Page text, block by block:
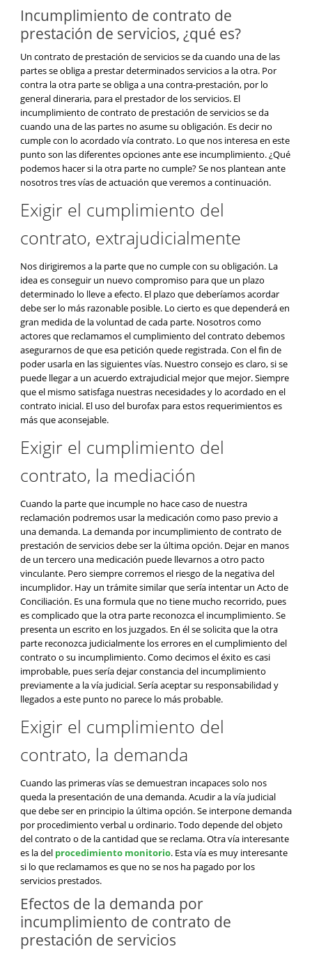
Incumplimiento de contrato de
prestación de servicios, ¿qué es?
Un contrato de prestación de servicios se da cuando una de las
partes se obliga a prestar determinados servicios a la otra. Por
contra la otra parte se obliga a una contra-prestación, por lo
general dineraria, para el prestador de los servicios. El
incumplimiento de contrato de prestación de servicios se da
cuando una de las partes no asume su obligación. Es decir no
cumple con lo acordado vía contrato. Lo que nos interesa en este
punto son las diferentes opciones ante ese incumplimiento. ¿Qué
podemos hacer si la otra parte no cumple? Se nos plantean ante
nosotros tres vías de actuación que veremos a continuación.
Exigir el cumplimiento del
contrato, extrajudicialmente
Nos dirigiremos a la parte que no cumple con su obligación. La
idea es conseguir un nuevo compromiso para que un plazo
determinado lo lleve a efecto. El plazo que deberíamos acordar
debe ser lo más razonable posible. Lo cierto es que dependerá en
gran medida de la voluntad de cada parte. Nosotros como
actores que reclamamos el cumplimiento del contrato debemos
asegurarnos de que esa petición quede registrada. Con el fin de
poder usarla en las siguientes vías. Nuestro consejo es claro, si se
puede llegar a un acuerdo extrajudicial mejor que mejor. Siempre
que el mismo satisfaga nuestras necesidades y lo acordado en el
contrato inicial. El uso del burofax para estos requerimientos es
más que aconsejable.
Exigir el cumplimiento del
contrato, la mediación
Cuando la parte que incumple no hace caso de nuestra
reclamación podremos usar la medicación como paso previo a
una demanda. La demanda por incumplimiento de contrato de
prestación de servicios debe ser la última opción. Dejar en manos
de un tercero una medicación puede llevarnos a otro pacto
vinculante. Pero siempre corremos el riesgo de la negativa del
incumplidor. Hay un trámite similar que sería intentar un Acto de
Conciliación. Es una formula que no tiene mucho recorrido, pues
es complicado que la otra parte reconozca el incumplimiento. Se
presenta un escrito en los juzgados. En él se solicita que la otra
parte reconozca judicialmente los errores en el cumplimiento del
contrato o su incumplimiento. Como decimos el éxito es casi
improbable, pues sería dejar constancia del incumplimiento
previamente a la vía judicial. Sería aceptar su responsabilidad y
llegados a este punto no parece lo más probable.
Exigir el cumplimiento del
contrato, la demanda
Cuando las primeras vías se demuestran incapaces solo nos
queda la presentación de una demanda. Acudir a la vía judicial
que debe ser en principio la última opción. Se interpone demanda
por procedimiento verbal u ordinario. Todo depende del objeto
del contrato o de la cantidad que se reclama. Otra vía interesante
es la del procedimiento monitorio. Esta vía es muy interesante
si lo que reclamamos es que no se nos ha pagado por los
servicios prestados.
Efectos de la demanda por
incumplimiento de contrato de
prestación de servicios